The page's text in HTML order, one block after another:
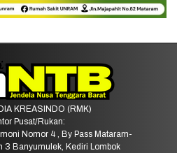
KREASINDO (RMK)
Pusat/Rukan:
Nomor 4 , By Pass Mataram-
3 Banyumulek, Kediri Lombok